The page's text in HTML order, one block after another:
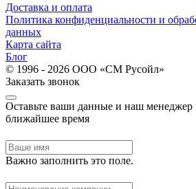
Доставка и оплата
Политика конфиденциальности и
данных
Карта сайта
Блог
© 1996 - 2026 ООО «СМ Русойл»
Заказать звонок
Оставьте ваши данные и наш менеджер
ближайшее время
Важно заполнить это поле.